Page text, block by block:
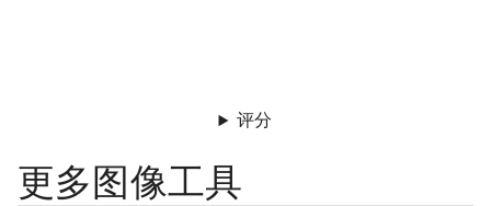
评分
更多图像工具